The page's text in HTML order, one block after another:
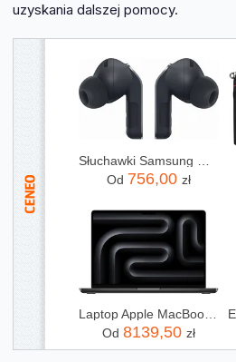
uzyskania dalszej pomocy.
Słuchawki Samsung Galaxy Buds4 Pro czarne
Od 756,00 zł
Laptop Apple MacBook Pro 2025 14" M5/16GB/512GB/macOS (MDE04ZEA)
Od 8139,50 zł